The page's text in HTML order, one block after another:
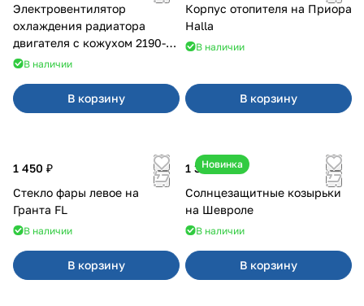
Электровентилятор
охлаждения радиатора
двигателя с кожухом 2190-
2194 н/о с кондиционером
В наличии
В корзину
Корпус отопителя на Приора
Halla
В наличии
В корзину
1 450 ₽
Стекло фары левое на
Гранта FL
В наличии
В корзину
Новинка
1 350 ₽
Солнцезащитные козырьки
на Шевроле
В наличии
В корзину